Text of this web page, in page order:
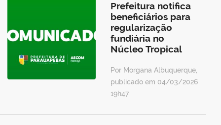
Prefeitura notifica
beneficiários para
regularização
fundiária no
Núcleo Tropical
Por Morgana Albuquerque,
publicado em 04/03/2026
19h47